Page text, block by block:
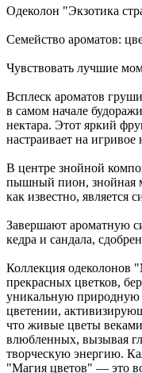
Одеколон "Экзотика
Семейство ароматов:
Чувствовать лучшие
Всплеск ароматов
в самом начале
нектара. Этот яркий
настраивает на игривое
В центре знойной
пышный пион, знойная
как известно, является
Завершают ароматную
кедра и сандала,
Коллекция одеколонов
прекрасных цветков,
уникальную природную
цветении,
что живые цветы
влюбленных, вызывая
творческую энергию.
"Магия цветов" — это